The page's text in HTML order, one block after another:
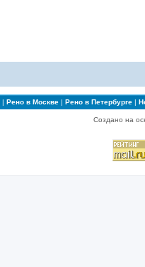
| Рено в Москве| Рено в Петербурге|
Создано на